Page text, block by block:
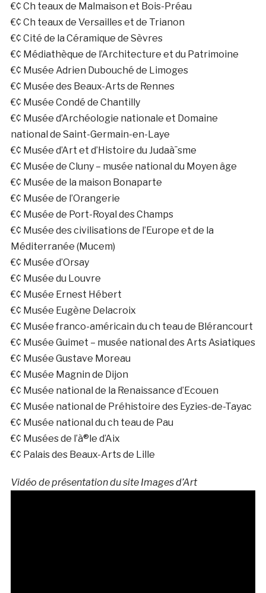
€¢ Ch teaux de Malmaison et Bois-Préau
€¢ Ch teaux de Versailles et de Trianon
€¢ Cité de la Céramique de Sèvres
€¢ Médiathèque de l’Architecture et du Patrimoine
€¢ Musée Adrien Dubouché de Limoges
€¢ Musée des Beaux-Arts de Rennes
€¢ Musée Condé de Chantilly
€¢ Musée d’Archéologie nationale et Domaine
national de Saint-Germain-en-Laye
€¢ Musée d’Art et d’Histoire du Judaà¯sme
€¢ Musée de Cluny – musée national du Moyen âge
€¢ Musée de la maison Bonaparte
€¢ Musée de l’Orangerie
€¢ Musée de Port-Royal des Champs
€¢ Musée des civilisations de l’Europe et de la
Méditerranée (Mucem)
€¢ Musée d’Orsay
€¢ Musée du Louvre
€¢ Musée Ernest Hébert
€¢ Musée Eugène Delacroix
€¢ Musée franco-américain du ch teau de Blérancourt
€¢ Musée Guimet – musée national des Arts Asiatiques
€¢ Musée Gustave Moreau
€¢ Musée Magnin de Dijon
€¢ Musée national de la Renaissance d’Ecouen
€¢ Musée national de Préhistoire des Eyzies-de-Tayac
€¢ Musée national du ch teau de Pau
€¢ Musées de l’à®le d’Aix
€¢ Palais des Beaux-Arts de Lille
Vidéo de présentation du site Images d’Art